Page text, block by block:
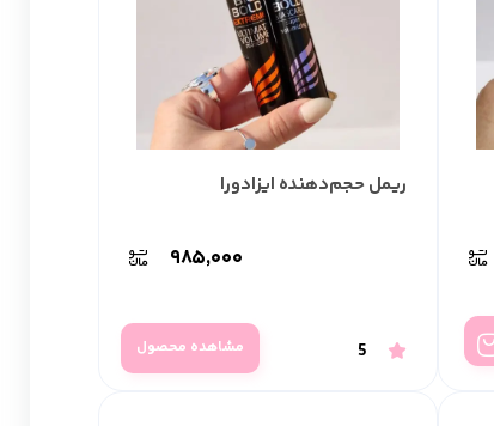
ریمل حجم‌دهنده ایزادورا
۹۸۵,۰۰۰
مشاهده محصول 5